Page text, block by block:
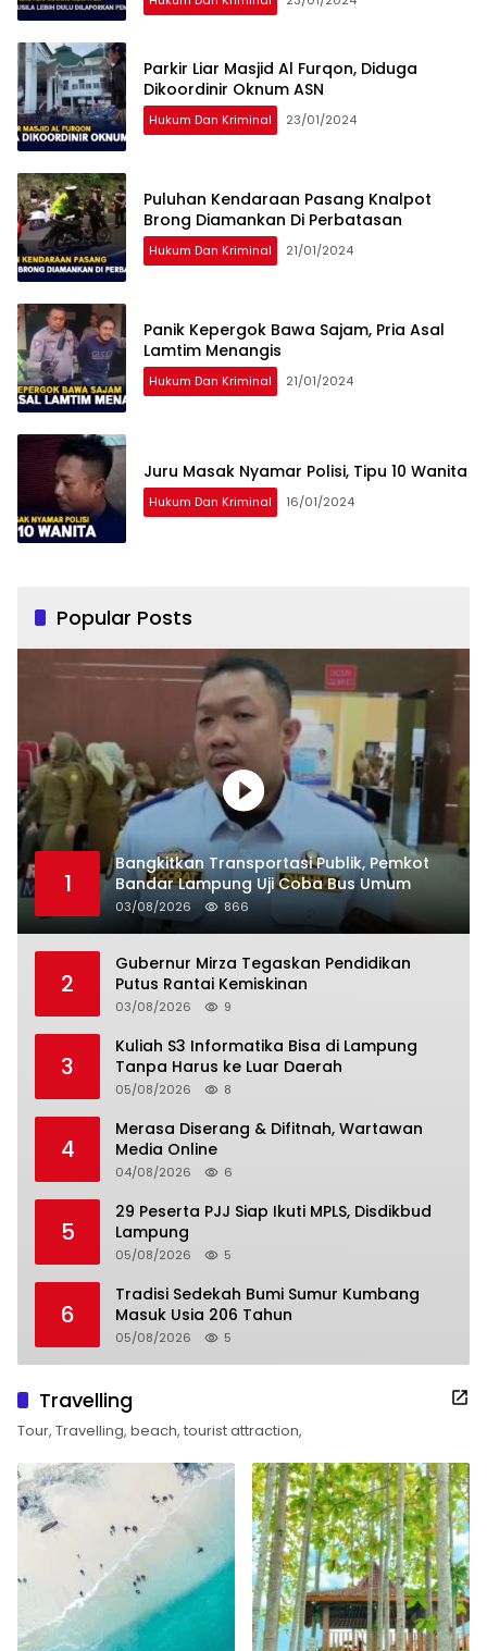
Parkir Liar Masjid Al Furqon, Diduga
Dikoordinir Oknum ASN
Hukum Dan Kriminal 23/01/2024
Puluhan Kendaraan Pasang Knalpot
Brong Diamankan Di Perbatasan
Hukum Dan Kriminal 21/01/2024
Panik Kepergok Bawa Sajam, Pria Asal
Lamtim Menangis
Hukum Dan Kriminal 21/01/2024
Juru Masak Nyamar Polisi, Tipu 10 Wanita
Hukum Dan Kriminal 16/01/2024
Popular Posts
1
Bangkitkan Transportasi Publik, Pemkot
Bandar Lampung Uji Coba Bus Umum
03/08/2026 866
2
Gubernur Mirza Tegaskan Pendidikan
Putus Rantai Kemiskinan
03/08/2026 9
3
Kuliah S3 Informatika Bisa di Lampung
Tanpa Harus ke Luar Daerah
05/08/2026 8
4
Merasa Diserang & Difitnah, Wartawan
Media Online
04/08/2026 6
5
29 Peserta PJJ Siap Ikuti MPLS, Disdikbud
Lampung
05/08/2026 5
6
Tradisi Sedekah Bumi Sumur Kumbang
Masuk Usia 206 Tahun
05/08/2026 5
Travelling
Tour, Travelling, beach, tourist attraction,